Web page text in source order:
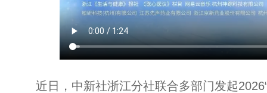
近日，中新社浙江分社联合多部门发起